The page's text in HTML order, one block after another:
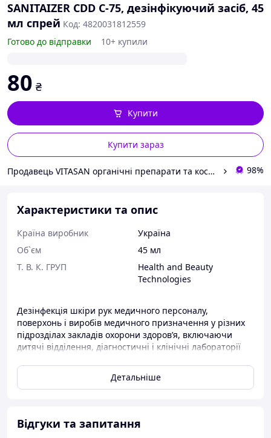
SANITAIZER CDD C-75, дезінфікуючий засіб, 45
мл спрей Код: 4820031812559
Готово до відправки
10+ купили
80 ₴
Купити зараз
Купити
Продавець VITASAN органічні препарати та косметика для здоров'я 98%
Характеристики та опис
Країна виробник
Україна
Об`єм
45 мл
Т. В. К. ГРУП
Health and Beauty
Technologies
Дезінфекція шкіри рук медичного персоналу,
поверхонь і виробів медичного призначення у різних
підрозділах закладів охорони здоров’я, включаючи
дитячі відділення, діагностичні і клінічні лабораторії
спортивно-оздоровчих закладах; дезінфекція шкіри рук
персоналу і невеликих за розмірами поверхонь у
косметичної промисловості, у закладах ресторанного
господарства і харчової торгівлі, у житлово-
Детальніше
Відгуки та запитання